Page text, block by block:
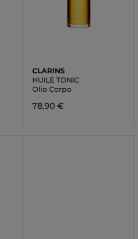
CLARINS
HUILE TONIC
Olio Corpo
78,90 €